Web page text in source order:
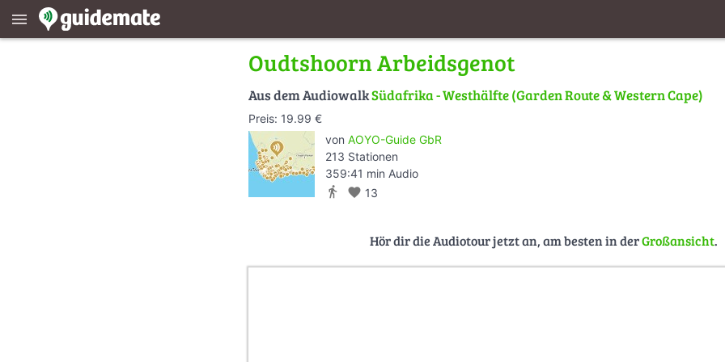
menu
Oudtshoorn Arbeidsgenot
Aus dem AudiowalkSüdafrika - Westhälfte (Garden Route & Western Cape)
Preis: 19.99 €
von AOYO-Guide GbR
213 Stationen
359:41 min Audio
directions_walk favorite 13
Hör dir die Audiotour jetzt an, am besten in derGroßansicht.